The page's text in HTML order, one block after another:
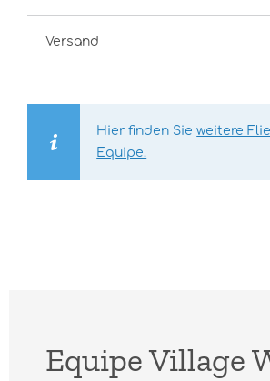
Versand
Hier finden Sieweitere
Equipe.
Equipe Village